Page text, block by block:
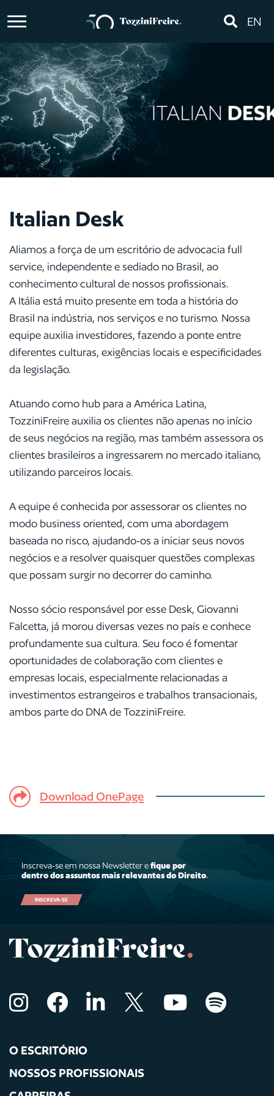
EN
Italian Desk
Aliamos a força de um escritório de advocacia full
service, independente e sediado no Brasil, ao
conhecimento cultural de nossos profissionais.
A Itália está muito presente em toda a história do
Brasil na indústria, nos serviços e no turismo. Nossa
equipe auxilia investidores, fazendo a ponte entre
diferentes culturas, exigências locais e especificidades
da legislação.
Atuando como hub para a América Latina,
TozziniFreire auxilia os clientes não apenas no início
de seus negócios na região, mas também assessora os
clientes brasileiros a ingressarem no mercado italiano,
utilizando parceiros locais.
A equipe é conhecida por assessorar os clientes no
modo business oriented, com uma abordagem
baseada no risco, ajudando-os a iniciar seus novos
negócios e a resolver quaisquer questões complexas
que possam surgir no decorrer do caminho.
Nosso sócio responsável por esse Desk, Giovanni
Falcetta, já morou diversas vezes no país e conhece
profundamente sua cultura. Seu foco é fomentar
oportunidades de colaboração com clientes e
empresas locais, especialmente relacionadas a
investimentos estrangeiros e trabalhos transacionais,
ambos parte do DNA de TozziniFreire.
Download OnePage
Inscreva-se em nossa Newsletter efique por
dentro dos assuntos mais relevantes do Direito.
INSCREVA-SE
O ESCRITÓRIO
NOSSOS PROFISSIONAIS